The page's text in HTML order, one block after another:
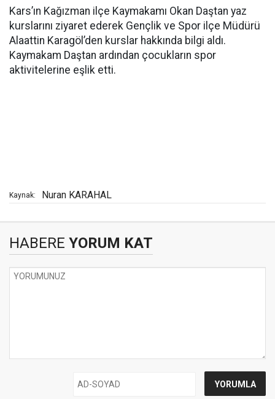
Kars’ın Kağızman ilçe Kaymakamı Okan Daştan yaz
kurslarını ziyaret ederek Gençlik ve Spor ilçe Müdürü
Alaattin Karagöl’den kurslar hakkında bilgi aldı.
Kaymakam Daştan ardından çocukların spor
aktivitelerine eşlik etti.
Kaynak: Nuran KARAHAL
HABERE YORUM KAT